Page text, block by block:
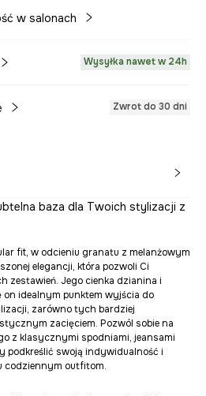
w salonach
Wysyłka nawet w 24h
Zwrot do 30 dni
baza dla Twoich stylizacji z
fit, w odcieniu granatu z melanżowym
elegancji, która pozwoli Ci
zestawień. Jego cienka dzianina i
on idealnym punktem wyjścia do
zarówno tych bardziej
zacięciem. Pozwól sobie na
z klasycznymi spodniami, jeansami
podkreślić swoją indywidualność i
codziennym outfitom.